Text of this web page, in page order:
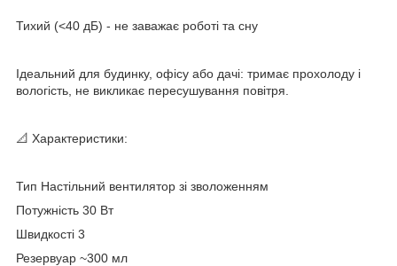
Тихий (<40 дБ) - не заважає роботі та сну
Ідеальний для будинку, офісу або дачі: тримає прохолоду і
вологість, не викликає пересушування повітря.
📐 Характеристики:
Тип Настільний вентилятор зі зволоженням
Потужність 30 Вт
Швидкості 3
Резервуар ~300 мл